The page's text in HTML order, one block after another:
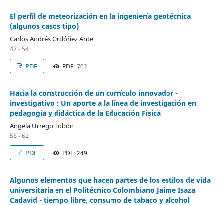
El perfil de meteorización en la ingeniería geotécnica
(algunos casos tipo)
Carlos Andrés Ordóñez Ante
47 - 54
PDF
PDF: 702
Hacia la construcción de un currículo innovador -
investigativo : Un aporte a la línea de investigación en
pedagogía y didáctica de la Educación Fisica
Angela Urrego Tobón
55 - 62
PDF
PDF: 249
Algunos elementos que hacen partes de los estilos de vida
universitaria en el Politécnico Colombiano Jaime Isaza
Cadavid - tiempo libre, consumo de tabaco y alcohol